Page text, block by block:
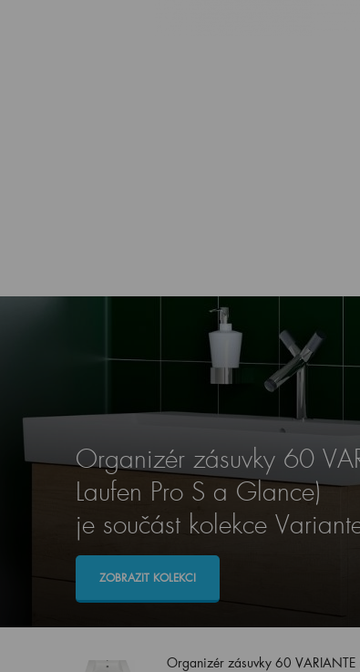
Organizér zásuvky 60
Laufen Pro S a Glance)
je součást kolekce
ZOBRAZIT KOLEKCI
Organizér zásuvky 60